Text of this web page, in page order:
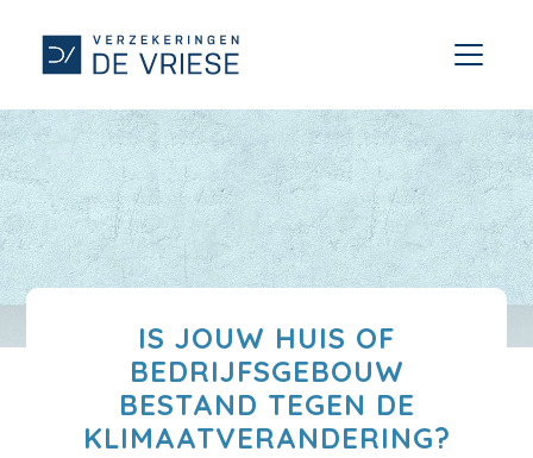
IS JOUW HUIS OF
BEDRIJFSGEBOUW
BESTAND TEGEN DE
KLIMAATVERANDERING?